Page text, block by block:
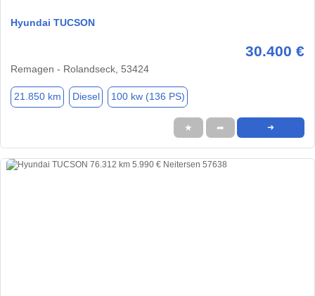
Hyundai TUCSON
30.400 €
Remagen - Rolandseck, 53424
21.850 km Diesel 100 kw (136 PS)
★ ➦ ➜